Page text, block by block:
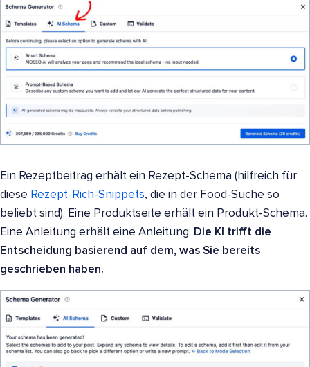
Ein Rezeptbeitrag erhält ein Rezept-Schema (hilfreich für
diese Rezept-Rich-Snippets, die in der Food-Suche so
beliebt sind). Eine Produktseite erhält ein Produkt-Schema.
Eine Anleitung erhält eine Anleitung. Die KI trifft die
Entscheidung basierend auf dem, was Sie bereits
geschrieben haben.